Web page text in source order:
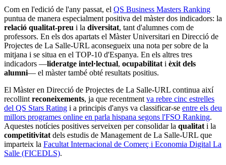
Com en l'edició de l'any passat, el QS Business Masters Ranking
puntua de manera especialment positiva del màster dos indicadors: la
relació qualitat-preu i la diversitat, tant d'alumnes com de
professors. En els dos apartats el Màster Universitari en Direcció de
Projectes de La Salle-URL aconsegueix una nota per sobre de la
mitjana i se situa en el TOP-10 d'Espanya. En els altres tres
indicadors ―lideratge intel·lectual, ocupabilitat i èxit dels
alumni― el màster també obté resultats positius.
El Màster en Direcció de Projectes de La Salle-URL continua així
recollint reconeixements, ja que recentment va rebre cinc estrelles
del QS Stars Rating i a principis d'anys va classificar-se entre els deu
millors programes online en parla hispana segons l'FSO Ranking.
Aquestes notícies positives serveixen per consolidar la qualitat i la
competitivitat dels estudis de Management de La Salle-URL que
imparteix la Facultat Internacional de Comerç i Economia Digital La
Salle (FICEDLS).